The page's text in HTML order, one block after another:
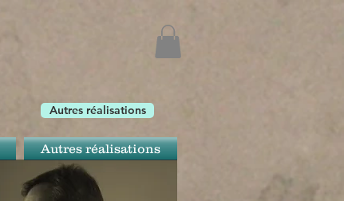
Autres réalisations
Autres réalisations